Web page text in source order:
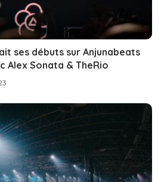
ses débuts sur Anjunabeats
Alex Sonata & TheRio